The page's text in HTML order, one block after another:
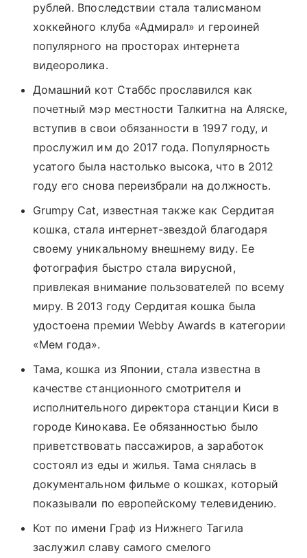
рублей. Впоследствии стала талисманом
хоккейного клуба «Адмирал» и героиней
популярного на просторах интернета
видеоролика.
Домашний кот Стаббс прославился как
почетный мэр местности Талкитна на Аляске,
вступив в свои обязанности в 1997 году, и
прослужил им до 2017 года. Популярность
усатого была настолько высока, что в 2012
году его снова переизбрали на должность.
Grumpy Cat, известная также как Сердитая
кошка, стала интернет-звездой благодаря
своему уникальному внешнему виду. Ее
фотография быстро стала вирусной,
привлекая внимание пользователей по всему
миру. В 2013 году Сердитая кошка была
удостоена премии Webby Awards в категории
«Мем года».
Тама, кошка из Японии, стала известна в
качестве станционногосмотрителя и
исполнительного директора станции Киси в
городе Кинокава. Ее обязанностью было
приветствовать пассажиров, а заработок
состоял из еды и жилья. Тама снялась в
документальном фильме о кошках, который
показывали по европейскому телевидению.
Кот по имени Граф из Нижнего Тагила
заслужил славу самого смелого